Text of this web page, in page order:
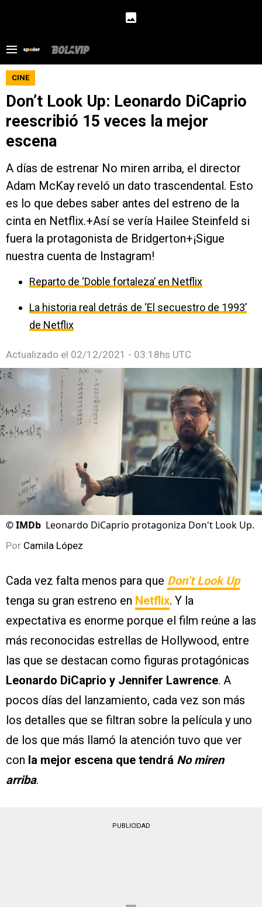
CINE
Don’t Look Up: Leonardo DiCaprio
reescribió 15 veces la mejor
escena
A días de estrenar No miren arriba, el director
Adam McKay reveló un dato trascendental. Esto
es lo que debes saber antes del estreno de la
cinta en Netflix.+Así se vería Hailee Steinfeld si
fuera la protagonista de Bridgerton+¡Sigue
nuestra cuenta de Instagram!
Reparto de ‘Doble fortaleza’ en Netflix
La historia real detrás de ‘El secuestro de 1993’
de Netflix
Actualizado el 02/12/2021 - 03:18hs UTC
©IMDb Leonardo DiCaprio protagoniza Don't Look Up.
Por Camila López
Cada vez falta menos para que Don’t Look Up
tenga su gran estreno en Netflix. Y la
expectativa es enorme porque el film reúne a las
más reconocidas estrellas de Hollywood, entre
las que se destacan como figuras protagónicas
Leonardo DiCaprio y Jennifer Lawrence. A
pocos días del lanzamiento, cada vez son más
los detalles que se filtran sobre la película y uno
de los que más llamó la atención tuvo que ver
con la mejor escena que tendrá No miren
arriba.
PUBLICIDAD